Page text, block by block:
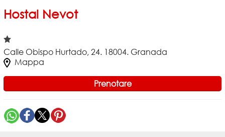
Hostal Nevot
Calle Obispo Hurtado, 24. 18004. Granada
Mappa
Prenotare